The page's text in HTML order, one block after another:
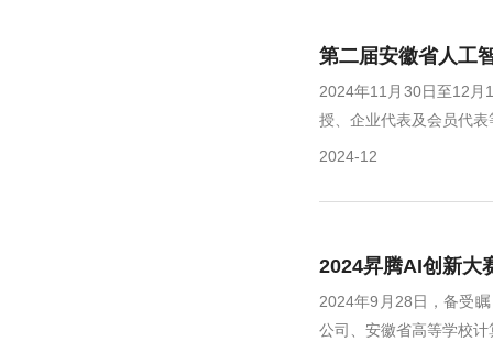
第二届安徽省人工
2024年11月30日至12月
授、企业代表及会员代
2024-12
2024昇腾AI创新大
2024年9月28日，备受
公司、安徽省高等学校